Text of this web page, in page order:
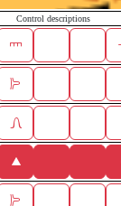
Control descriptions